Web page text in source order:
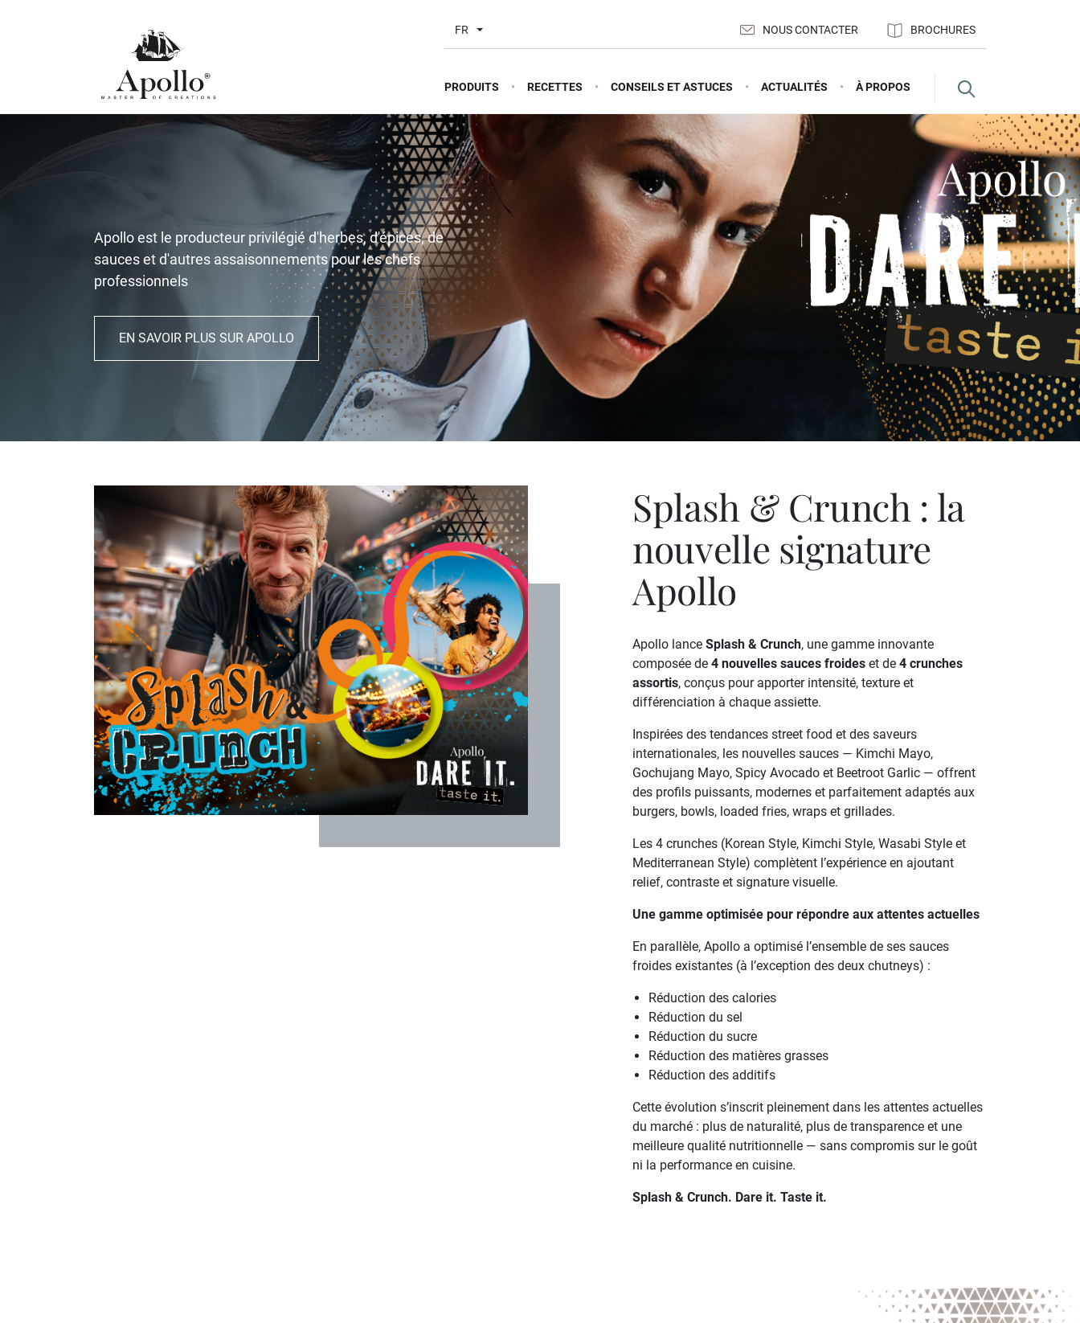
FR NOUS CONTACTER BROCHURES
PRODUITS RECETTES CONSEILS ET ASTUCES ACTUALITÉS À PROPOS
Apollo est le producteur privilégié d'herbes, d'épices, de
sauces et d'autres assaisonnements pour les chefs
professionnels
EN SAVOIR PLUS SUR APOLLO
Splash & Crunch : la
nouvelle signature
Apollo
Apollo lance Splash & Crunch, une gamme innovante
composée de 4 nouvelles sauces froides et de 4 crunches
assortis, conçus pour apporter intensité, texture et
différenciation à chaque assiette.
Inspirées des tendances street food et des saveurs
internationales, les nouvelles sauces — Kimchi Mayo,
Gochujang Mayo, Spicy Avocado et Beetroot Garlic — offrent
des profils puissants, modernes et parfaitement adaptés aux
burgers, bowls, loaded fries, wraps et grillades.
Les 4 crunches (Korean Style, Kimchi Style, Wasabi Style et
Mediterranean Style) complètent l’expérience en ajoutant
relief, contraste et signature visuelle.
Une gamme optimisée pour répondre aux attentes actuelles
En parallèle, Apollo a optimisé l’ensemble de ses sauces
froides existantes (à l’exception des deux chutneys) :
Réduction des calories
Réduction du sel
Réduction du sucre
Réduction des matières grasses
Réduction des additifs
Cette évolution s’inscrit pleinement dans les attentes actuelles
du marché : plus de naturalité, plus de transparence et une
meilleure qualité nutritionnelle — sans compromis sur le goût
ni la performance en cuisine.
Splash & Crunch. Dare it. Taste it.